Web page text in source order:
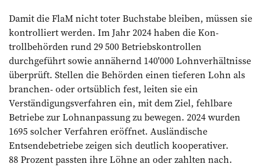
Damit die FlaM nicht toter Buchstabe bleiben, müssen sie
kontrolliert werden. Im Jahr 2024 haben die Kon-
trollbehörden rund 29 500 Betriebskontrollen
durchgeführt sowie annähernd 140'000 Lohnverhältnisse
überprüft. Stellen die Behörden einen tieferen Lohn als
branchen- oder ortsüblich fest, leiten sie ein
Verständigungsverfahren ein, mit dem Ziel, fehlbare
Betriebe zur Lohnanpassung zu bewegen. 2024 wurden
1695 solcher Verfahren eröffnet. Ausländische
Entsendebetriebe zeigen sich deutlich kooperativer.
88 Prozent passten ihre Löhne an oder zahlten nach.